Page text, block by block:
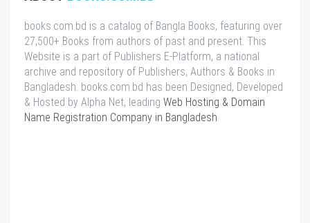
books.com.bd is a catalog of Bangla Books, featuring over
27,500+ Books from authors of past and present. This
Website is a part of Publishers E-Platform, a national
archive and repository of Publishers, Authors & Books in
Bangladesh. books.com.bd has been Designed, Developed
& Hosted by Alpha Net, leading Web Hosting & Domain
Name Registration Company in Bangladesh.